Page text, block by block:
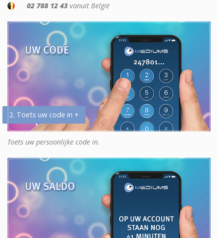
02 788 12 43 vanuit België
2. Toets uw code in +
Toets uw persoonlijke code in.